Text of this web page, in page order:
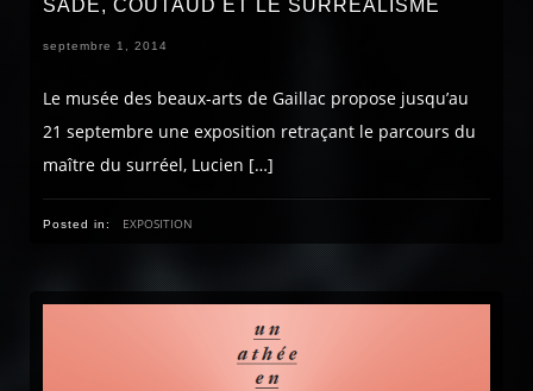
SADE, COUTAUD ET LE SURRÉALISME
septembre 1, 2014
Le musée des beaux-arts de Gaillac propose jusqu’au
21 septembre une exposition retraçant le parcours du
maître du surréel, Lucien […]
Posted in: EXPOSITION